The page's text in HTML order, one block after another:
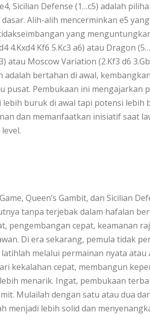
Sicilian Defense (1…c5) adalah
Alih-alih mencerminkan e5
yang
4.Kxd4 Kf6 5.Kc3 a6) atau Dragon
atau Moscow Variation (2.Kf3 d6
bertahan di awal,
pusat. Pembukaan ini mengajarkan
buruk di awal tapi potensi lebih
dan memanfaatkan inisiatif saat
Queen’s Gambit, dan Sicilian
tanpa terjebak dalam hafalan
cepat, keamanan
Di era sekarang, pemula tidak
melalui permainan nyata atau
kekalahan cepat, membangun
menarik. Ingat, pembukaan
Mulailah dengan satu atau dua
menjadi lebih solid dan